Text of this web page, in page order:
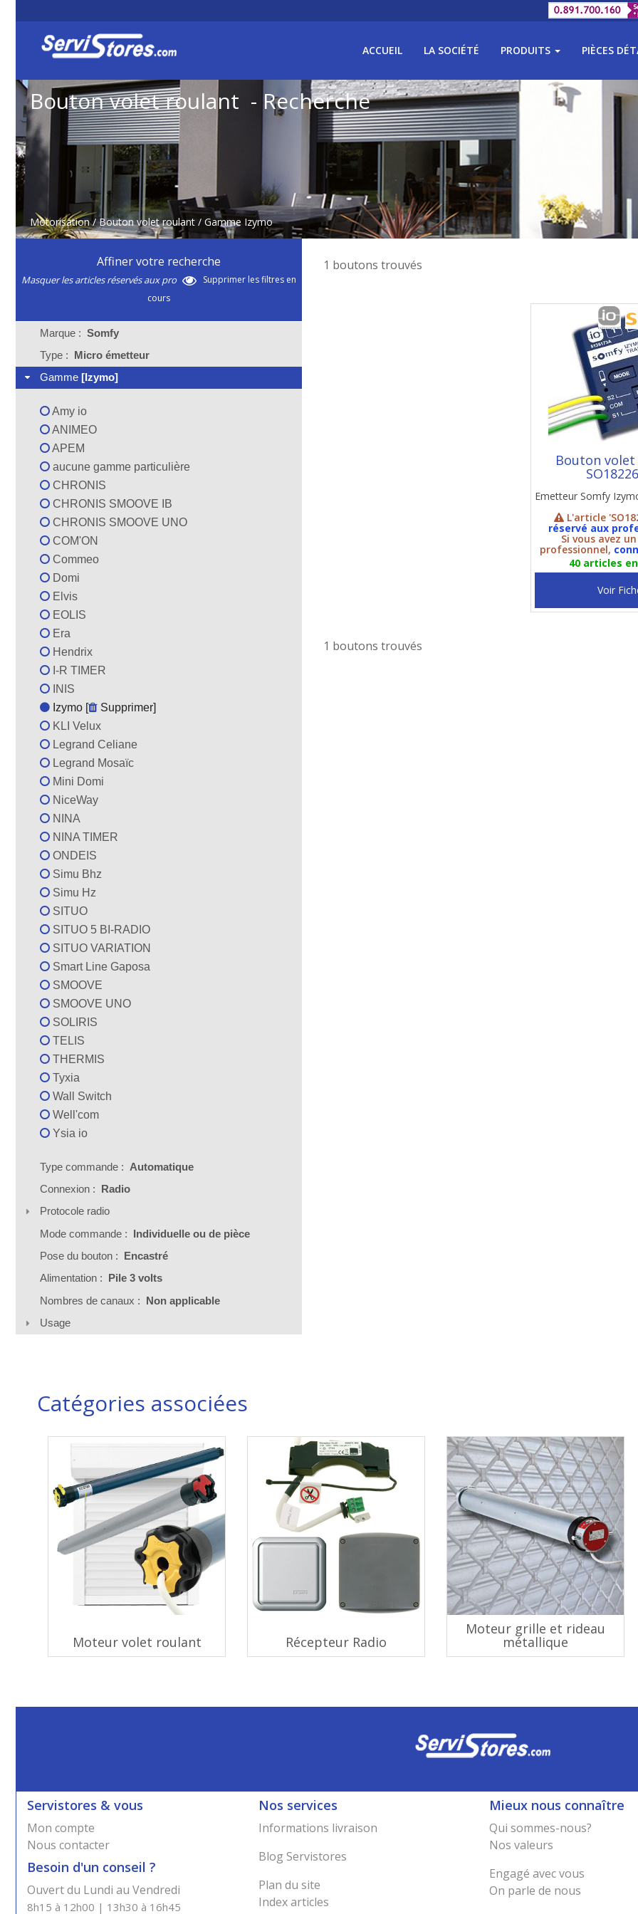
ACCUEIL LA SOCIÉTÉ PRODUITS PIÈCES
Bouton volet roulant - Recherche
Motorisation /Bouton volet roulant / Gamme Izymo
Affiner votre recherche
Masquer les articles réservés aux pro
Supprimer les filtres en
cours
Marque : Somfy
Type : Micro émetteur
Gamme [Izymo]
Amy io
ANIMEO
APEM
aucune gamme particulière
CHRONIS
CHRONIS SMOOVE IB
CHRONIS SMOOVE UNO
COM'ON
Commeo
Domi
Elvis
EOLIS
Era
Hendrix
I-R TIMER
INIS
Izymo [
Supprimer]
KLI Velux
Legrand Celiane
Legrand Mosaïc
Mini Domi
NiceWay
NINA
NINA TIMER
ONDEIS
Simu Bhz
Simu Hz
SITUO
SITUO 5 BI-RADIO
SITUO VARIATION
Smart Line Gaposa
SMOOVE
SMOOVE UNO
SOLIRIS
TELIS
THERMIS
Tyxia
Wall Switch
Well'com
Ysia io
Type commande : Automatique
Connexion : Radio
Protocole radio
Mode commande : Individuelle ou de pièce
Pose du bouton : Encastré
Alimentation :
Pile 3 volts
Nombres de canaux : Non applicable
Usage
1 boutons trouvés
Bouton
Emetteur Somfy
L'article
réservé aux
Si vous avez
professionnel,
40 articles
Voir
1 boutons trouvés
Catégories associées
Moteur volet roulant Récepteur Radio
Moteur grille et rideau
métallique
Servistores & vous
Mon compte
Nous contacter
Besoin d'un conseil ?
Ouvert du Lundi au Vendredi
8h15 à 12h00 | 13h30 à 16h45
Nos services
Informations livraison
Blog Servistores
Plan du site
Index articles
Mieux nous connaître
Qui sommes-nous?
Nos valeurs
Engagé avec vous
On parle de nous